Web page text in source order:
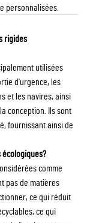
personnalisées.
rigides
utilisées
d'urgence, les
et les navires, ainsi
conception. Ils sont
fournissant ainsi de
comme
pas de matières
ce qui réduit
ce qui